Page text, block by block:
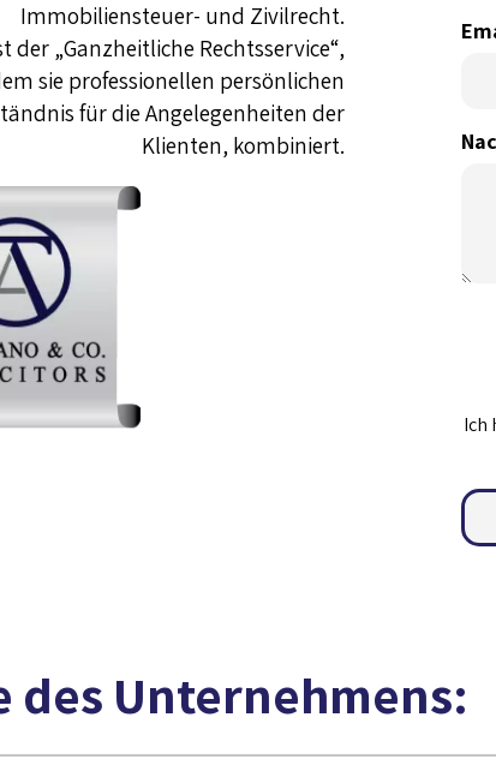
Ich
Immobiliensteuer- und Zivilrecht.
der „Ganzheitliche Rechtsservice“,
sie professionellen persönlichen
für die Angelegenheiten der
Klienten, kombiniert.
:Spezialgebiete des Unternehmens